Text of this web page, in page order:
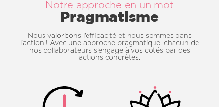
Notre approche en un mot
Pragmatisme
Nous valorisons l’efficacité et nous sommes dans
l’action ! Avec une approche pragmatique, chacun de
nos collaborateurs s’engage à vos cotés par des
actions concrètes.